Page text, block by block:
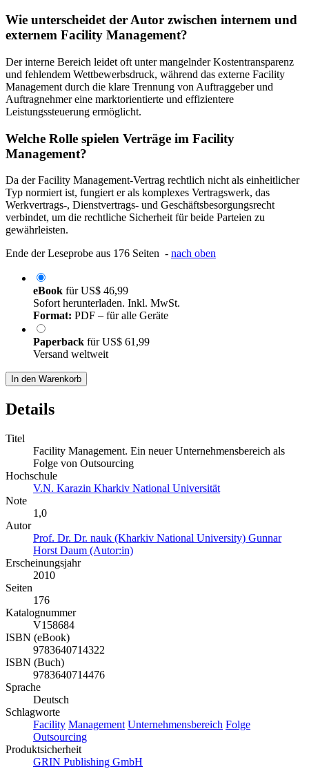
Wie unterscheidet der Autor zwischen internem und
externem Facility Management?
Der interne Bereich leidet oft unter mangelnder Kostentransparenz
und fehlendem Wettbewerbsdruck, während das externe Facility
Management durch die klare Trennung von Auftraggeber und
Auftragnehmer eine marktorientierte und effizientere
Leistungssteuerung ermöglicht.
Welche Rolle spielen Verträge im Facility
Management?
Da der Facility Management-Vertrag rechtlich nicht als einheitlicher
Typ normiert ist, fungiert er als komplexes Vertragswerk, das
Werkvertrags-, Dienstvertrags- und Geschäftsbesorgungsrecht
verbindet, um die rechtliche Sicherheit für beide Parteien zu
gewährleisten.
Ende der Leseprobe aus 176 Seiten - nach oben
eBook fürUS$ 46,99
Sofort herunterladen. Inkl. MwSt.
Format: PDF – für alle Geräte
Paperback fürUS$ 61,99
Versand weltweit
In den Warenkorb
Details
Titel
Facility Management. Ein neuer Unternehmensbereich als
Folge von Outsourcing
Hochschule
V.N. Karazin Kharkiv National Universität
Note
1,0
Autor
Prof. Dr. Dr. nauk (Kharkiv National University) Gunnar
Horst Daum (Autor:in)
Erscheinungsjahr
2010
Seiten
176
Katalognummer
V158684
ISBN (eBook)
9783640714322
ISBN (Buch)
9783640714476
Sprache
Deutsch
Schlagworte
Facility Management Unternehmensbereich Folge
Outsourcing
Produktsicherheit
GRIN Publishing GmbH